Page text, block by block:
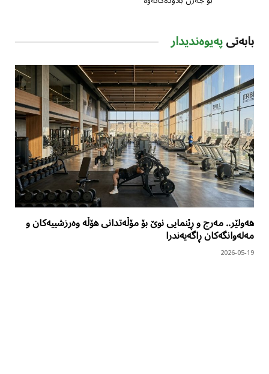
بابەتیپەیوەندیدار
هەولێر.. مەرج و ڕێنمایی نوێ بۆ مۆڵەتدانی هۆڵە وەرزشییەکان و
مەلەوانگەکان ڕاگەیەندرا
2026-05-19